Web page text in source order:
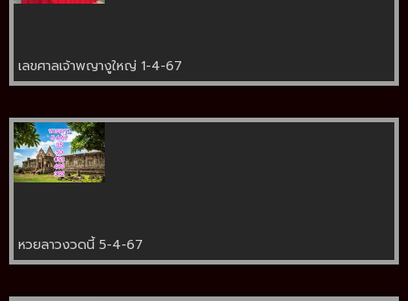
เลขศาลเจ้าพญางูใหญ่ 1-4-67
หวยลาวงวดนี้ 5-4-67